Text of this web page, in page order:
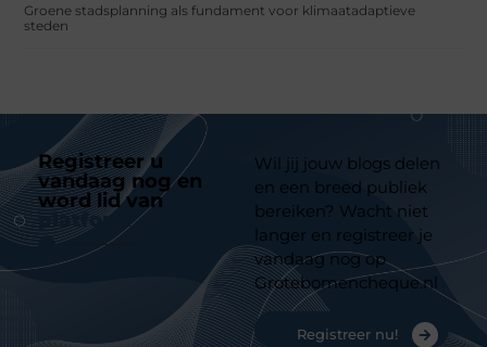
Groene stadsplanning als fundament voor klimaatadaptieve
steden
Registreer u
vandaag nog en
word lid van
platform
Wil jij jouw blogs delen
en een breed publiek
bereiken? Wacht niet
langer en registreer je
vandaag nog op
Grotebomencheque.nl
Registreer nu!